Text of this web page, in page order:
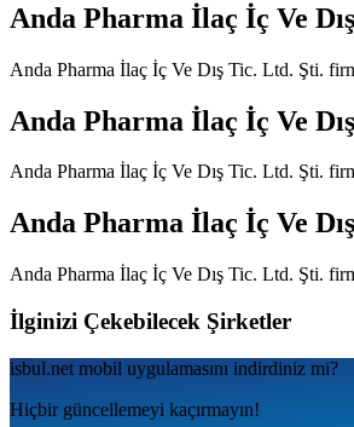
Anda Pharma İlaç İç Ve
Anda Pharma İlaç İç Ve Dış Tic. Ltd. Şti.
Anda Pharma İlaç İç Ve
Anda Pharma İlaç İç Ve Dış Tic. Ltd. Şti.
Anda Pharma İlaç İç Ve
Anda Pharma İlaç İç Ve Dış Tic. Ltd. Şti.
İlginizi Çekebilecek Şirketler
isbul.net mobil uygulamаsını indirdiniz mi?
Hiçbir güncellemeyi kaçırmayın!